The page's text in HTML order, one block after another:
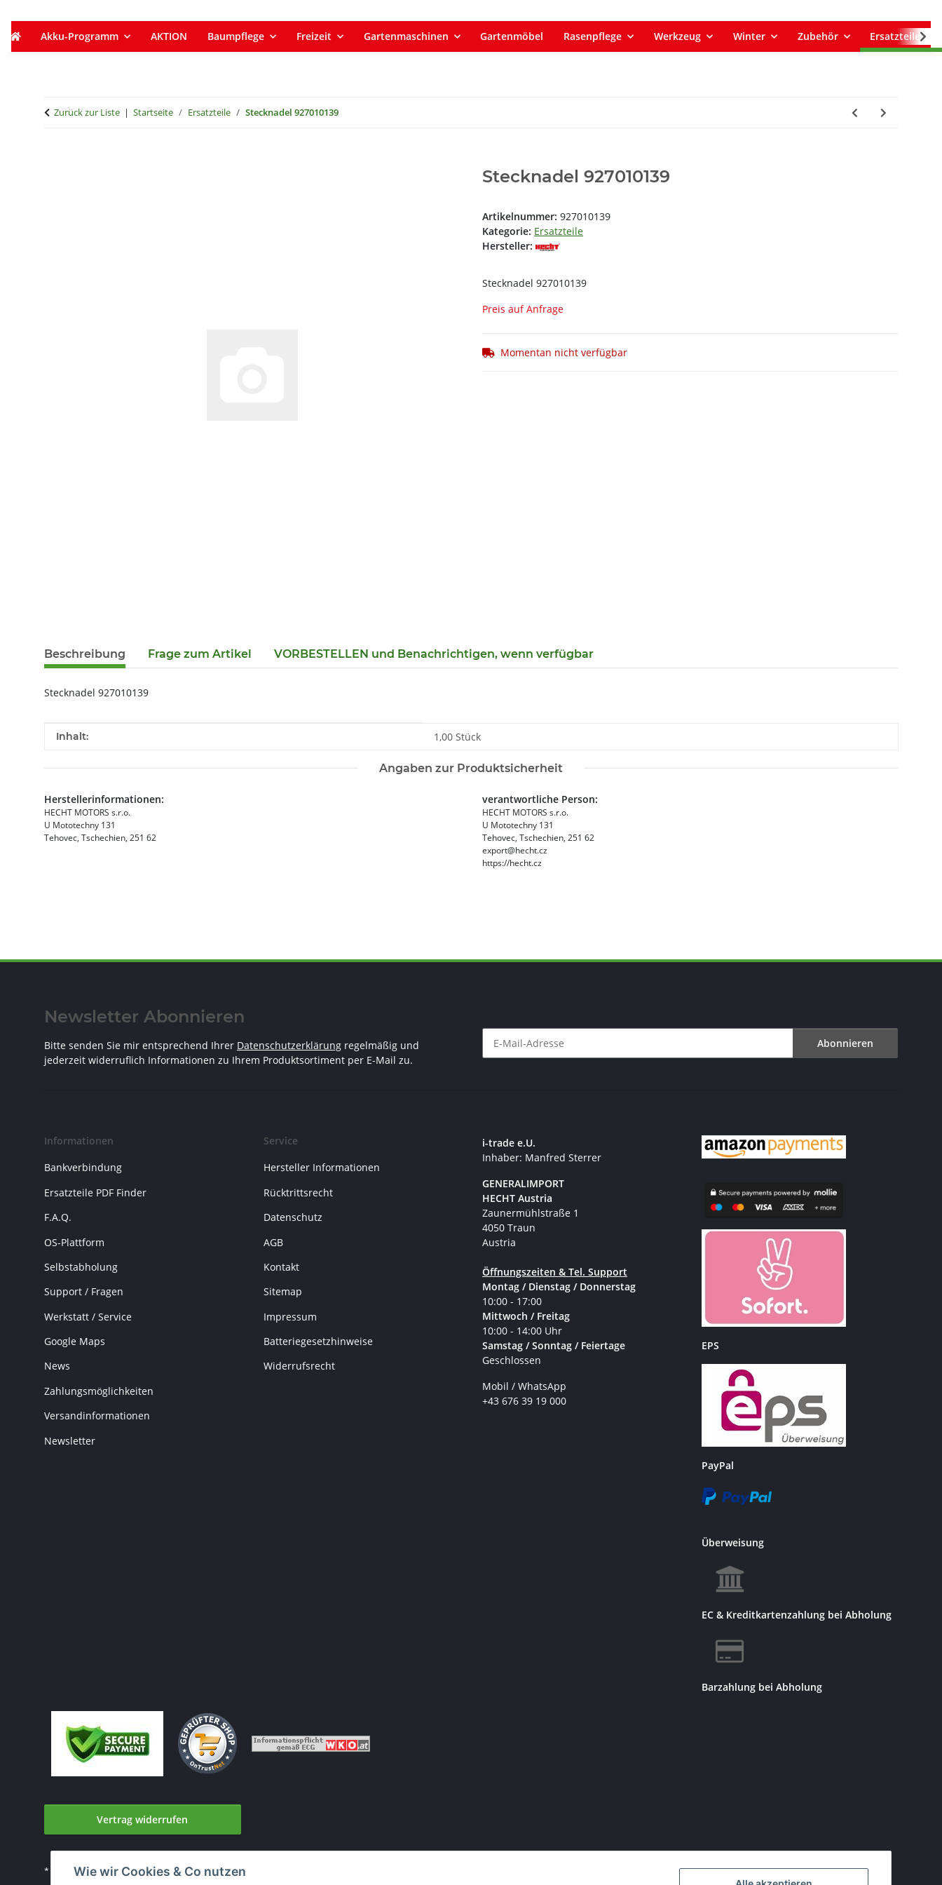
Wie wir Cookies & Co nutzen
Akku-Programm AKTION Baumpflege Freizeit Gartenmaschinen Gartenmöbel Rasenpflege Werkzeug Winter Zubehör Ersatzteile
Zurück zur Liste Startseite Ersatzteile Stecknadel 927010139
Stecknadel 927010139
Artikelnummer: 927010139
Kategorie: Ersatzteile
Hersteller:
Stecknadel 927010139
Preis auf Anfrage
Momentan nicht verfügbar
Beschreibung Frage zum Artikel VORBESTELLEN und Benachrichtigen, wenn verfügbar
Stecknadel 927010139
Produkteigenschaft
Wert
Inhalt: 1,00 Stück
Angaben zur Produktsicherheit
Herstellerinformationen:
HECHT MOTORS s.r.o.
U Mototechny 131
Tehovec, Tschechien, 251 62
verantwortliche Person:
HECHT MOTORS s.r.o.
U Mototechny 131
Tehovec, Tschechien, 251 62
export@hecht.cz
https://hecht.cz
Newsletter Abonnieren
Bitte senden Sie mir entsprechend Ihrer Datenschutzerklärung regelmäßig und
jederzeit widerruflich Informationen zu Ihrem Produktsortiment per E-Mail zu.
Abonnieren
Informationen
Bankverbindung
Ersatzteile PDF Finder
F.A.Q.
OS-Plattform
Selbstabholung
Support / Fragen
Werkstatt / Service
Google Maps
News
Zahlungsmöglichkeiten
Versandinformationen
Newsletter
Service
Hersteller Informationen
Rücktrittsrecht
Datenschutz
AGB
Kontakt
Sitemap
Impressum
Batteriegesetzhinweise
Widerrufsrecht
i-trade e.U.
Inhaber: Manfred Sterrer
GENERALIMPORT
HECHT Austria
Zaunermühlstraße 1
4050 Traun
Austria
Öffnungszeiten & Tel. Support
Montag / Dienstag / Donnerstag
10:00 - 17:00
Mittwoch / Freitag
10:00 - 14:00 Uhr
Samstag / Sonntag / Feiertage
Geschlossen
Mobil / WhatsApp
+43 676 39 19 000
EPS
PayPal
Überweisung
EC & Kreditkartenzahlung bei Abholung
Barzahlung bei Abholung
Vertrag widerrufen
* Alle Preise inkl. gesetzlicher USt., zzgl. Versand